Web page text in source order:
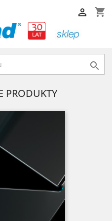
shopping_cart


PRODUKTY